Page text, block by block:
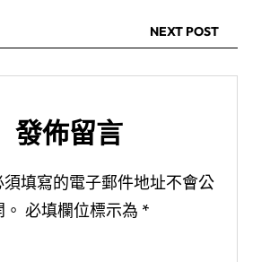
NEXT POST
發佈留言
填寫的電子郵件地址不會公
。 必填欄位標示為 *